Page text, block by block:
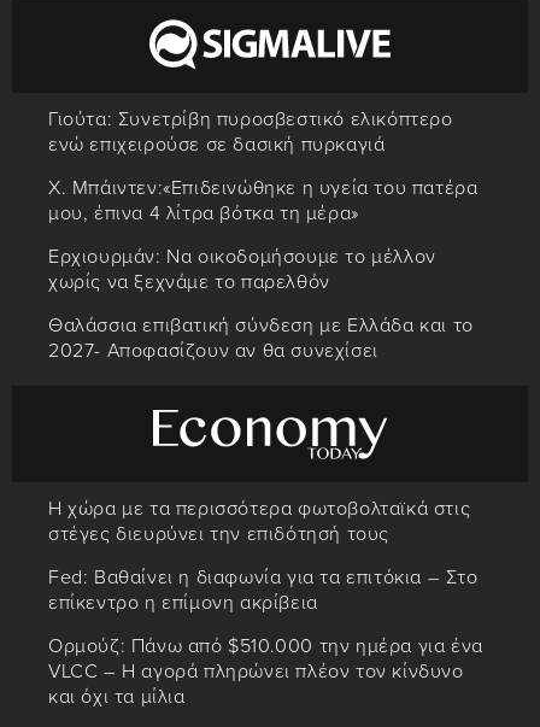
Γιούτα: Συνετρίβη πυροσβεστικό ελικόπτερο
ενώ επιχειρούσε σε δασική πυρκαγιά
Χ. Μπάιντεν:«Επιδεινώθηκε η υγεία του πατέρα
μου, έπινα 4 λίτρα βότκα τη μέρα»
Ερχιουρμάν: Να οικοδομήσουμε το μέλλον
χωρίς να ξεχνάμε το παρελθόν
Θαλάσσια επιβατική σύνδεση με Ελλάδα και το
2027- Αποφασίζουν αν θα συνεχίσει
Η χώρα με τα περισσότερα φωτοβολταϊκά στις
στέγες διευρύνει την επιδότησή τους
Fed: Βαθαίνει η διαφωνία για τα επιτόκια – Στο
επίκεντρο η επίμονη ακρίβεια
Ορμούζ: Πάνω από $510.000 την ημέρα για ένα
VLCC – Η αγορά πληρώνει πλέον τον κίνδυνο
και όχι τα μίλια